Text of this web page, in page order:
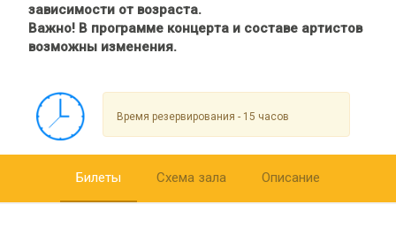
зависимости от возраста.
Важно! В программе концерта и составе артистов
возможны изменения.
Время резервирования - 15 часов
Билеты Схема зала Описание